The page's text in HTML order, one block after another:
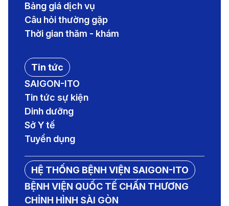
Bảng giá dịch vụ
Câu hỏi thường gặp
Thời gian thăm - khám
Tin tức
SAIGON-ITO
Tin tức sự kiện
Dinh dưỡng
Sở Y tế
Tuyển dụng
HỆ THỐNG BỆNH VIỆN SAIGON-ITO
BỆNH VIỆN QUỐC TẾ CHẤN THƯƠNG
CHỈNH HÌNH SÀI GÒN